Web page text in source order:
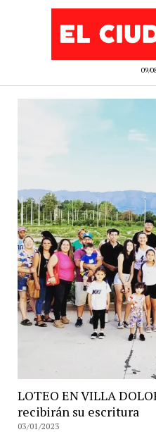
09/
LOTEO EN VILLA
recibirán su escritura
03/01/2023